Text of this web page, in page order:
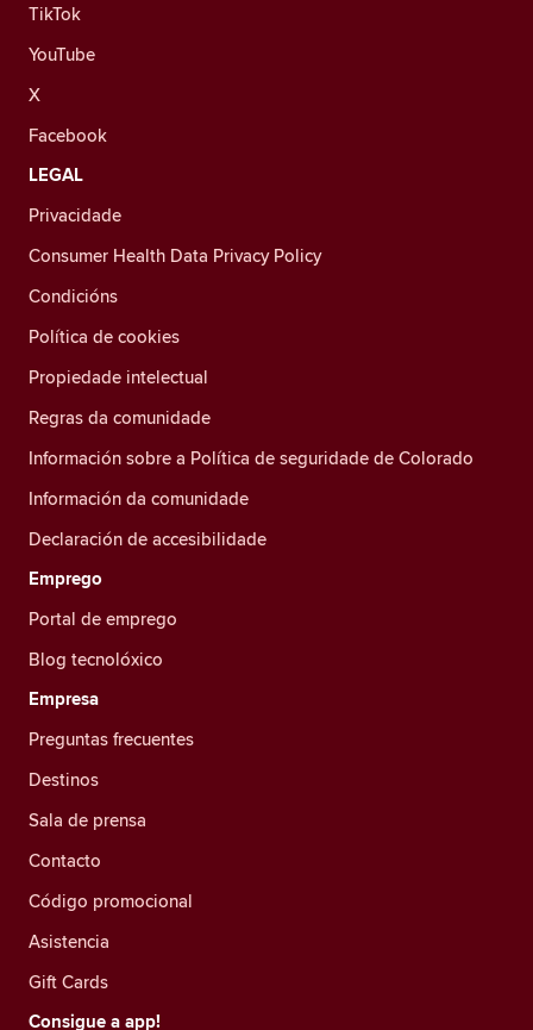
TikTok
YouTube
X
Facebook
LEGAL
Privacidade
Consumer Health Data Privacy Policy
Condicións
Política de cookies
Propiedade intelectual
Regras da comunidade
Información sobre a Política de seguridade de Colorado
Información da comunidade
Declaración de accesibilidade
Emprego
Portal de emprego
Blog tecnolóxico
Empresa
Preguntas frecuentes
Destinos
Sala de prensa
Contacto
Código promocional
Asistencia
Gift Cards
Consigue a app!